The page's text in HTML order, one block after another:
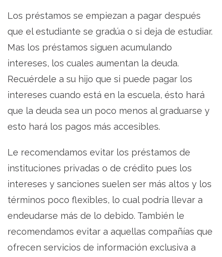
Los préstamos se empiezan a pagar después
que el estudiante se gradúa o si deja de estudiar.
Mas los préstamos siguen acumulando
intereses, los cuales aumentan la deuda.
Recuérdele a su hijo que si puede pagar los
intereses cuando está en la escuela, ésto hará
que la deuda sea un poco menos al graduarse y
esto hará los pagos más accesibles.
Le recomendamos evitar los préstamos de
instituciones privadas o de crédito pues los
intereses y sanciones suelen ser más altos y los
términos poco flexibles, lo cual podría llevar a
endeudarse más de lo debido. También le
recomendamos evitar a aquellas compañías que
ofrecen servicios de información exclusiva a